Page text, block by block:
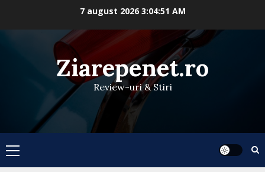
7 august 2026 3:04:52 AM
Ziarepenet.ro
Review-uri & Stiri
Primary
Menu